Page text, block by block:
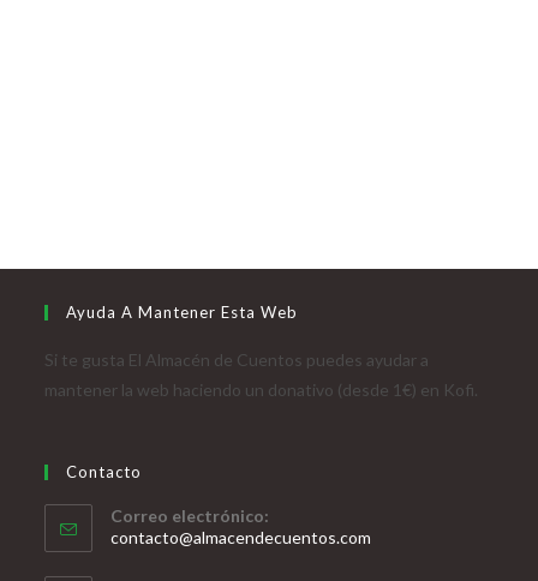
Ayuda A Mantener Esta Web
Si te gusta El Almacén de Cuentos puedes ayudar a
mantener la web haciendo un donativo (desde 1€) en Kofi.
Contacto
Correo electrónico:
contacto@almacendecuentos.com